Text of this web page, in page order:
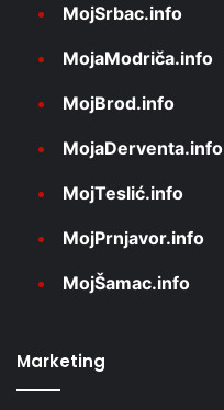
MojSrbac.info
MojaModriča.info
MojBrod.info
MojaDerventa.info
MojTeslić.info
MojPrnjavor.info
MojŠamac.info
Marketing